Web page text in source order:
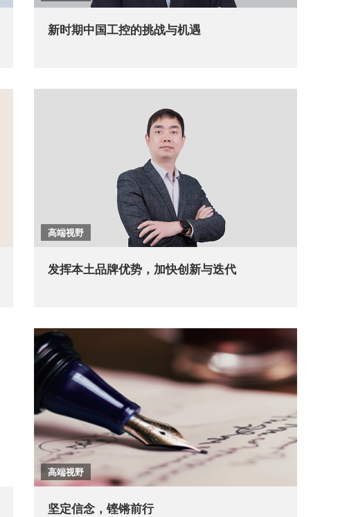
新时期中国工控的挑战与机遇
高端视野
发挥本土品牌优势，加快创新与迭代
高端视野
坚定信念，铿锵前行